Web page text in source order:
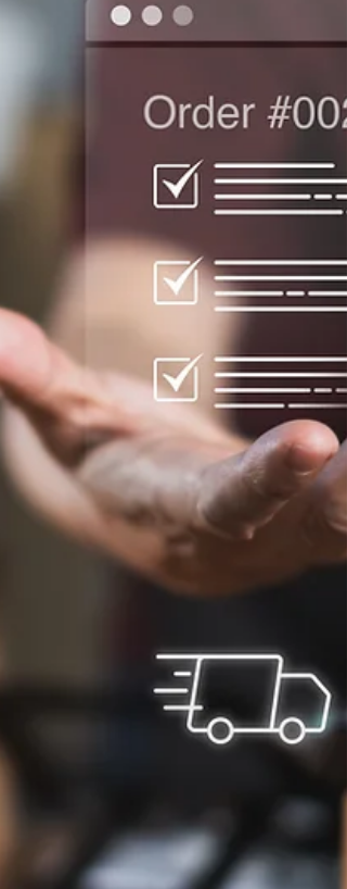
critères essentiels guident cette décision
surface adaptée, localisation optimale, services
certifications qualité, références clients, délais
compétitifs, engagement environnemental. ReGNR